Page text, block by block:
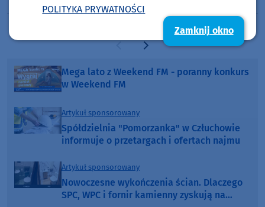
Poprzednia strona
Następna strona
Mega lato z Weekend FM - poranny konkurs
w Weekend FM
Artykuł sponsorowany
Spółdzielnia "Pomorzanka" w Człuchowie
informuje o przetargach i ofertach najmu
Artykuł sponsorowany
Nowoczesne wykończenia ścian. Dlaczego
SPC, WPC i fornir kamienny zyskują na
POLITYKA PRYWATNOŚCI
Zamknij okno